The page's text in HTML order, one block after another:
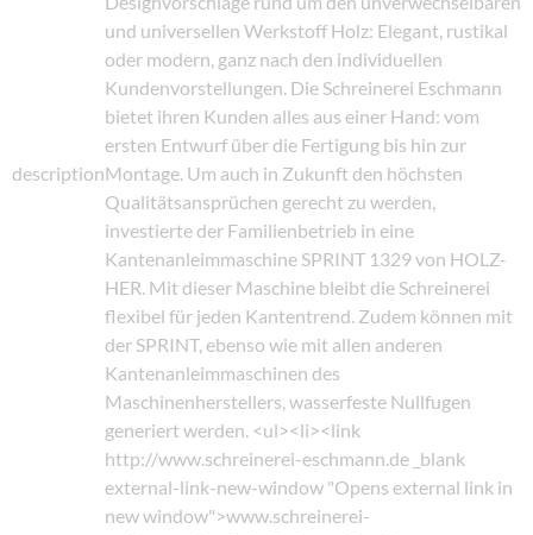
description
und universellen Werkstoff Holz: Elegant, rustikal
oder modern, ganz nach den individuellen
Kundenvorstellungen. Die Schreinerei Eschmann
bietet ihren Kunden alles aus einer Hand: vom
ersten Entwurf über die Fertigung bis hin zur
Montage. Um auch in Zukunft den höchsten
Qualitätsansprüchen gerecht zu werden,
investierte der Familienbetrieb in eine
Kantenanleimmaschine SPRINT 1329 von HOLZ-
HER. Mit dieser Maschine bleibt die Schreinerei
flexibel für jeden Kantentrend. Zudem können mit
der SPRINT, ebenso wie mit allen anderen
Kantenanleimmaschinen des
Maschinenherstellers, wasserfeste Nullfugen
generiert werden. <ul><li><link
http://www.schreinerei-eschmann.de _blank
external-link-new-window "Opens external link in
new window">www.schreinerei-